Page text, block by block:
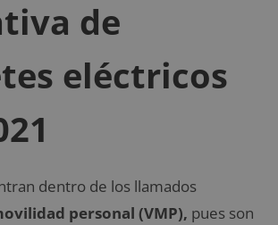
de
eléctricos
dentro de los llamados
personal (VMP), pues son